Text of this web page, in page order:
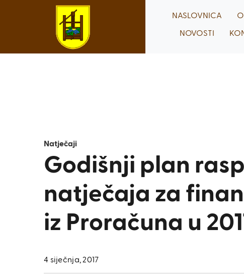
NASLOVNICA
NOVOSTI
Natječaji
Godišnji plan
natječaja za
iz Proračuna u
4 siječnja, 2017